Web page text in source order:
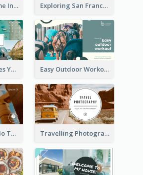
House Tour Home Introduction YouTube Thumbnail Exploring San Francisco Travelling YouTube Thumbnail
My Travel Staples YouTube Thumbnail Easy Outdoor Workout YouTube Thumbnail
Easy Tips For Solo Traveler YouTube Thumbnail Travelling Photography Tips YouTube Thumbnail